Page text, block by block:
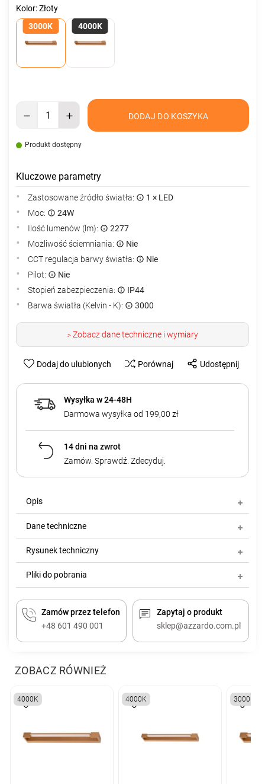
Kolor: Złoty
3000K
4000K
DODAJ DO KOSZYKA
Produkt dostępny
Kluczowe parametry
Zastosowane źródło światła:
1 × LED
Moc:
24W
Ilość lumenów (lm):
2277
Możliwość ściemniania:
Nie
CCT regulacja barwy światła:
Nie
Pilot:
Nie
Stopień zabezpieczenia:
IP44
Barwa światła (Kelvin - K):
3000
>Zobacz dane techniczne i wymiary
Dodaj do ulubionych Porównaj Udostępnij
Wysyłka w 24-48H
Darmowa wysyłka od 199,00 zł
14 dni na zwrot
Zamów. Sprawdź. Zdecyduj.
Opis
Dane techniczne
Rysunek techniczny
Pliki do pobrania
Zamów przez telefon
+48 601 490 001
Zapytaj o produkt
sklep@azzardo.com.pl
ZOBACZ RÓWNIEŻ
4000K 4000K 3000K